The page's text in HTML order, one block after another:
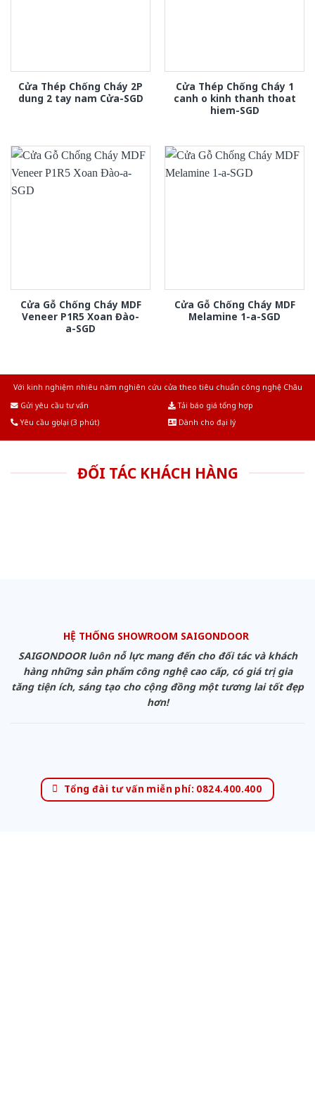
Cửa Thép Chống Cháy 2P
dung 2 tay nam Cửa-SGD
Cửa Thép Chống Cháy 1
canh o kinh thanh thoat
hiem-SGD
Cửa Gỗ Chống Cháy MDF
Veneer P1R5 Xoan Đào-
a-SGD
Cửa Gỗ Chống Cháy MDF
Melamine 1-a-SGD
Với kinh nghiệm nhiêu năm nghiên cứu cửa theo tiêu chuẩn công nghệ Châu
Gửi yêu cầu tư vấn
Tải báo giá tổng hợp
Yêu cầu gọi lại (3 phút)
Dành cho đại lý
ĐỐI TÁC KHÁCH HÀNG
HỆ THỐNG SHOWROOM SAIGONDOOR
SAIGONDOOR luôn nỗ lực mang đến cho đối tác và khách
hàng những sản phẩm công nghệ cao cấp, có giá trị gia
tăng tiện ích, sáng tạo cho cộng đồng một tương lai tốt đẹp
hơn!
Tổng đài tư vấn miễn phí: 0824.400.400